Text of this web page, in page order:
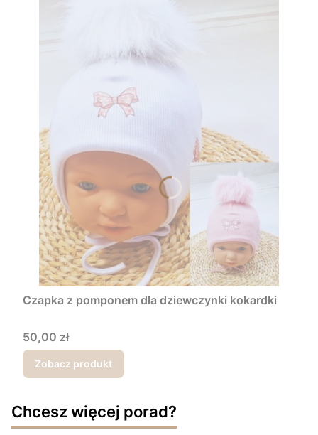
Czapka z pomponem dla dziewczynki kokardki
Cena
50,00 zł
Zobacz produkt
Chcesz więcej porad?